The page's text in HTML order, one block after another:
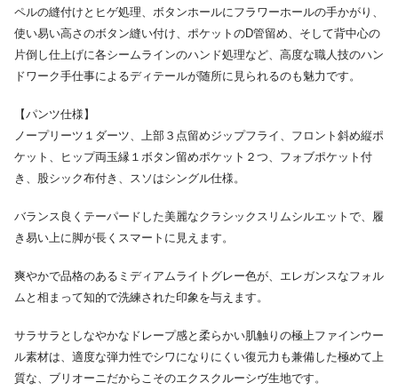
ペルの縫付けとヒゲ処理、ボタンホールにフラワーホールの手かがり、
使い易い高さのボタン縫い付け、ポケットのD管留め、そして背中心の
片倒し仕上げに各シームラインのハンド処理など、高度な職人技のハン
ドワーク手仕事によるディテールが随所に見られるのも魅力です。
【パンツ仕様】
ノープリーツ１ダーツ、上部３点留めジップフライ、フロント斜め縦ポ
ケット、ヒップ両玉縁１ボタン留めポケット２つ、フォブポケット付
き、股シック布付き、スソはシングル仕様。
バランス良くテーパードした美麗なクラシックスリムシルエットで、履
き易い上に脚が長くスマートに見えます。
爽やかで品格のあるミディアムライトグレー色が、エレガンスなフォル
ムと相まって知的で洗練された印象を与えます。
サラサラとしなやかなドレープ感と柔らかい肌触りの極上ファインウー
ル素材は、適度な弾力性でシワになりにくい復元力も兼備した極めて上
質な、ブリオーニだからこそのエクスクルーシヴ生地です。